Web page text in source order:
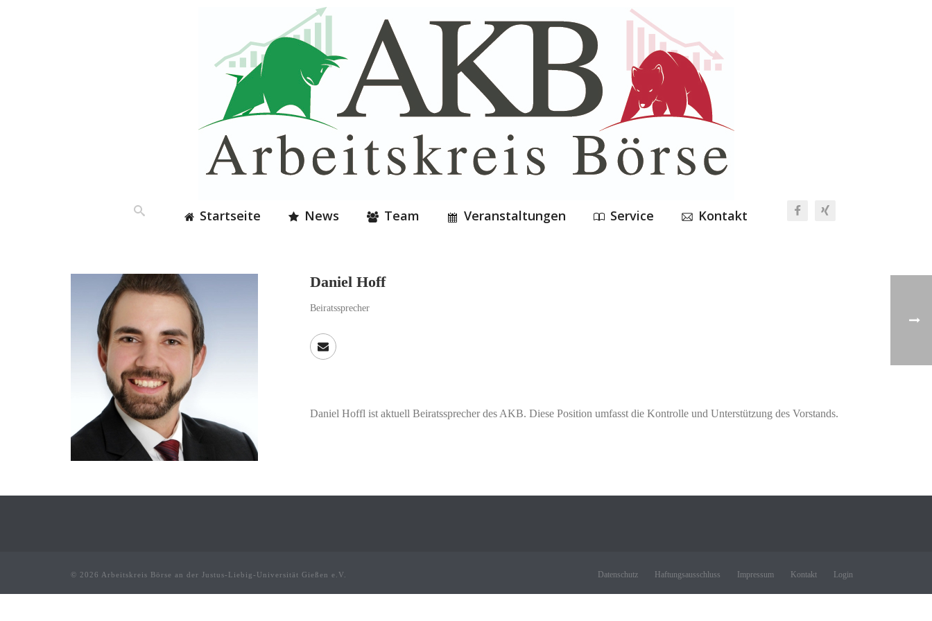
Startseite News Team Veranstaltungen Service Kontakt
Daniel Hoff
Beiratssprecher
Daniel Hoffl ist aktuell Beiratssprecher des AKB. Diese Position umfasst die Kontrolle und Unterstützung des Vorstands.
© 2026 Arbeitskreis Börse an der Justus-Liebig-Universität Gießen e.V. Datenschutz Haftungsausschluss Impressum Kontakt Login